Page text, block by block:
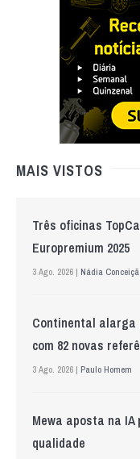
MAIS VISTOS
Três oficinas
Europremium 2025
3 Ago. 2026 | Nádia
Continental alarga
com 82 novas
3 Ago. 2026 | Paulo Homem
Mewa aposta na
qualidade